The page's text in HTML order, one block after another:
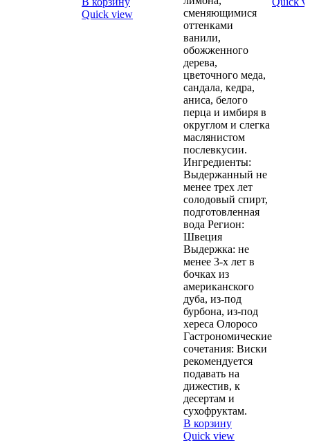
Quick view
сменяющимися
оттенками
ванили,
обожженного
дерева,
цветочного меда,
сандала, кедра,
аниса, белого
перца и имбиря в
округлом и слегка
маслянистом
послевкусии.
Ингредиенты:
Выдержанный не
менее трех лет
солодовый спирт,
подготовленная
вода Регион:
Швеция
Выдержка: не
менее 3-х лет в
бочках из
американского
дуба, из-под
бурбона, из-под
хереса Олоросо
Гастрономические
сочетания: Виски
рекомендуется
подавать на
дижестив, к
десертам и
сухофруктам.
В корзину
Quick view